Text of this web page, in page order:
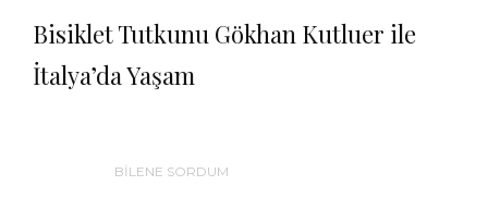
Bisiklet Tutkunu Gökhan Kutluer ile
İtalya’da Yaşam
BİLENE SORDUM